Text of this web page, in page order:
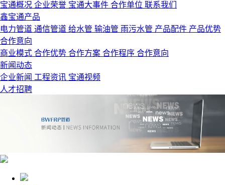
宝通概况 企业荣誉 宝通大事件 合作单位 联系我们
鑫宝通产品
电力管道 通信管道 给水管 输油管 雨污水管 产品配件 产品优势
合作意向
商业模式 合作优势 合作方案 合作程序 合作意向
新闻动态
企业新闻 工程资讯 宝通视频
人才招聘